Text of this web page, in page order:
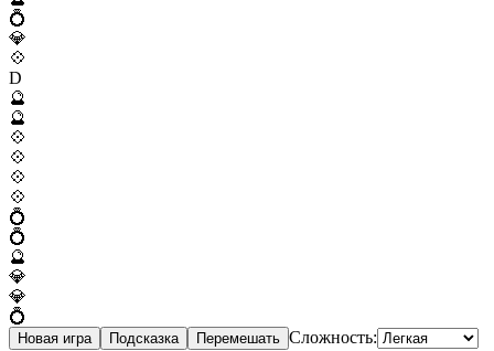
💍
💎
💠
D
🔮
🔮
💠
💠
💠
💠
💍
💍
🔮
💎
💎
💍
Новая игра Подсказка Перемешать Сложность: